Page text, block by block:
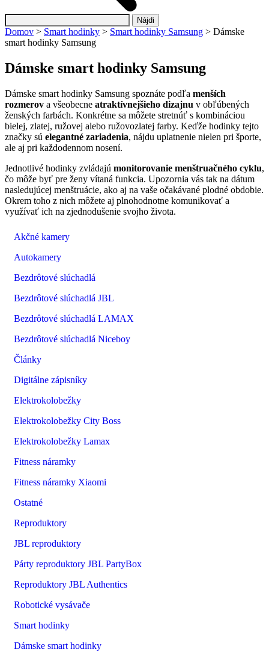
Hľadať:
Domov > Smart hodinky > Smart hodinky Samsung > Dámske
smart hodinky Samsung
Dámske smart hodinky Samsung
Dámske smart hodinky Samsung spoznáte podľa menších
rozmerov a všeobecne atraktívnejšieho dizajnu v obľúbených
ženských farbách. Konkrétne sa môžete stretnúť s kombináciou
bielej, zlatej, ružovej alebo ružovozlatej farby. Keďže hodinky tejto
značky sú elegantné zariadenia, nájdu uplatnenie nielen pri športe,
ale aj pri každodennom nosení.
Jednotlivé hodinky zvládajú monitorovanie menštruačného cyklu,
čo môže byť pre ženy vítaná funkcia. Upozornia vás tak na dátum
nasledujúcej menštruácie, ako aj na vaše očakávané plodné obdobie.
Okrem toho z nich môžete aj plnohodnotne komunikovať a
využívať ich na zjednodušenie svojho života.
Akčné kamery
Autokamery
Bezdrôtové slúchadlá
Bezdrôtové slúchadlá JBL
Bezdrôtové slúchadlá LAMAX
Bezdrôtové slúchadlá Niceboy
Články
Digitálne zápisníky
Elektrokolobežky
Elektrokolobežky City Boss
Elektrokolobežky Lamax
Fitness náramky
Fitness náramky Xiaomi
Ostatné
Reproduktory
JBL reproduktory
Párty reproduktory JBL PartyBox
Reproduktory JBL Authentics
Robotické vysávače
Smart hodinky
Dámske smart hodinky